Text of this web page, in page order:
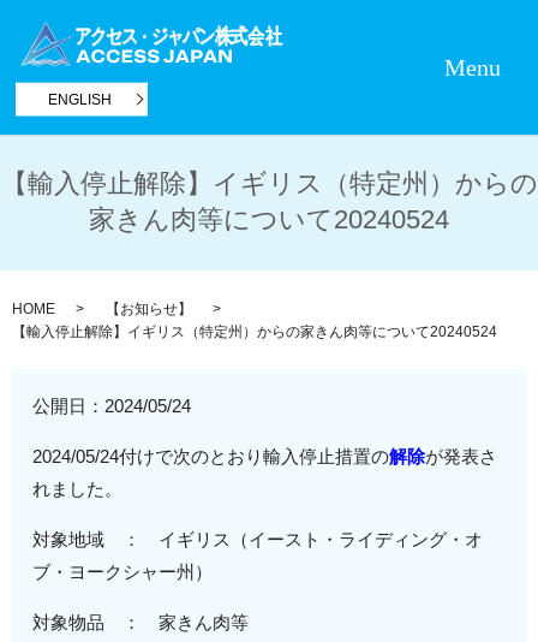
ENGLISH
Menu
【輸入停止解除】イギリス（特定州）からの
家きん肉等について20240524
HOME
【お知らせ】
【輸入停止解除】イギリス（特定州）からの家きん肉等について20240524
公開日： 2024/05/24
2024/05/24付けで次のとおり輸入停止措置の解除が発表さ
れました。
対象地域 ： イギリス
（イースト・ライディング・オ
ブ・ヨークシャー州 ）
対象物品 ：家きん肉等